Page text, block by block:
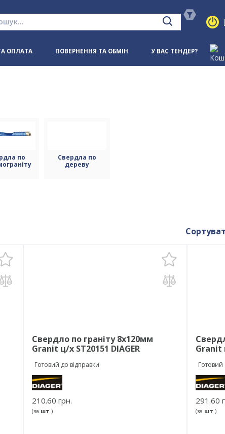
ОПЛАТА ПОВЕРНЕННЯ ТА ОБМІН У ВАС ТЕНДЕР?
по
Свердла по
дереву
Свердло по граніту 8х120мм
Granit ц/х ST20151 DIAGER
Готовий до відправки
210.60 грн.
(за шт )
Granit
Готовий
291.60
(за шт )